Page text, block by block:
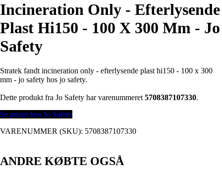
Incineration Only - Efterlysende
Plast Hi150 - 100 X 300 Mm - Jo
Safety
Stratek fandt incineration only - efterlysende plast hi150 - 100 x 300
mm - jo safety hos jo safety.
Dette produkt fra Jo Safety har varenummeret 5708387107330.
Se prisen hos Jo Safety
VARENUMMER (SKU): 5708387107330
ANDRE KØBTE OGSÅ